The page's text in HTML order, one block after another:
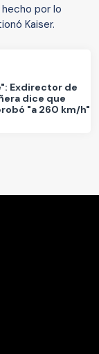
por lo
Kaiser.
Exdirector de
dice que
"a 260 km/h"